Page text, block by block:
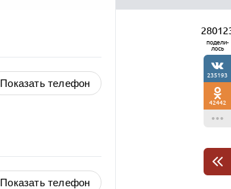
Показать телефон
Показать телефон
подели-
лось
235193
42442